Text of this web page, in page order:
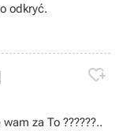
odkryć.

za To ??????..